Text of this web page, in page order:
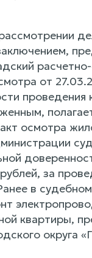
от
проведения
осмотра
за
в
квартиры,
округа